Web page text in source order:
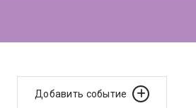
Добавить событие